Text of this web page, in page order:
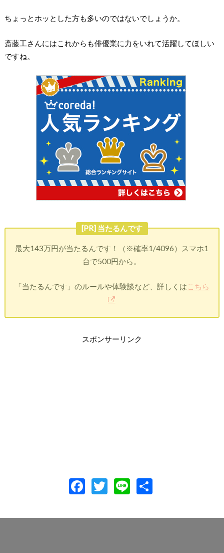
ちょっとホッとした方も多いのではないでしょうか。
斎藤工さんにはこれからも俳優業に力をいれて活躍してほしい
ですね。
[PR] 当たるんです
最大143万円が当たるんです！（※確率1/4096）スマホ1
台で500円から。
「当たるんです」のルールや体験談など、詳しくは こちら
スポンサーリンク
F
e
T
itt
Li
e
共